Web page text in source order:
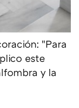
"Para
este
y la